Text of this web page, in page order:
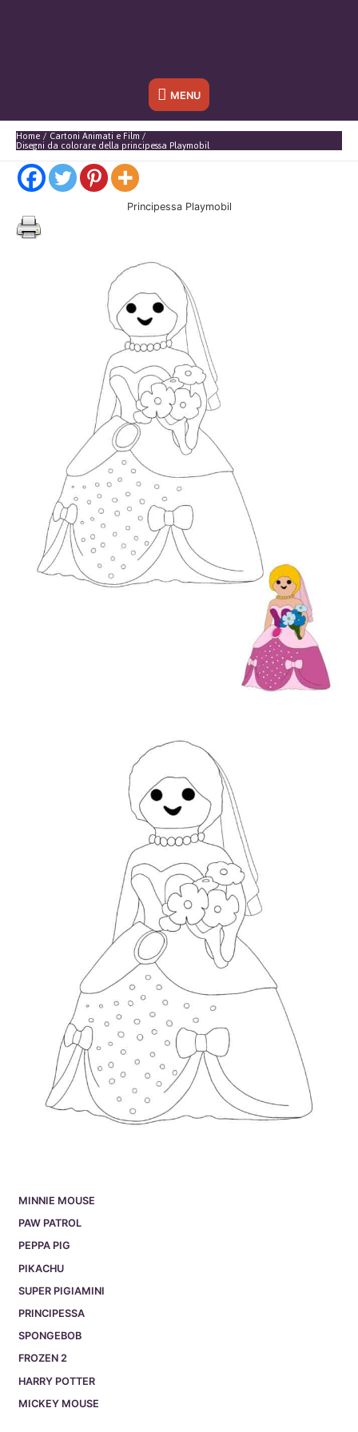
Sotto
l'header
MENU
Home Cartoni Animati e Film
Disegni da colorare della principessa Playmobil
MINNIE MOUSE
PAW PATROL
PEPPA PIG
PIKACHU
SUPER PIGIAMINI
PRINCIPESSA
SPONGEBOB
FROZEN 2
HARRY POTTER
MICKEY MOUSE
Principessa Playmobil